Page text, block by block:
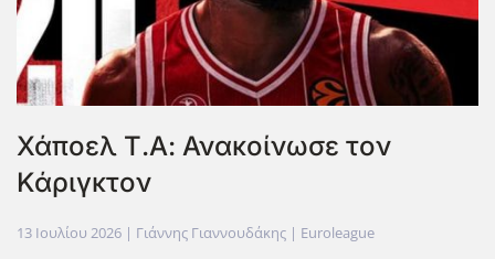
Χάποελ Τ.Α: Ανακοίνωσε τον
Κάριγκτον
13 Ιουλίου 2026 | Γιάννης Γιαννουδάκης | Euroleague